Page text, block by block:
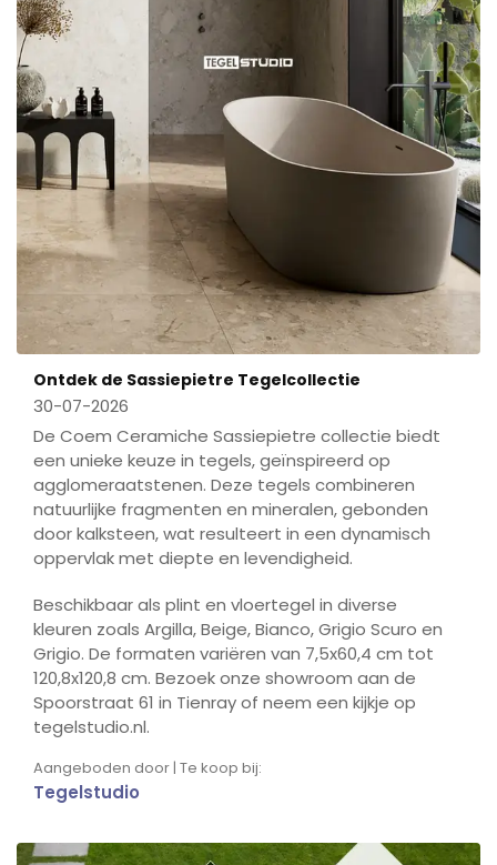
Ontdek de Sassiepietre Tegelcollectie
30-07-2026
De Coem Ceramiche Sassiepietre collectie biedt
een unieke keuze in tegels, geïnspireerd op
agglomeraatstenen. Deze tegels combineren
natuurlijke fragmenten en mineralen, gebonden
door kalksteen, wat resulteert in een dynamisch
oppervlak met diepte en levendigheid.
Beschikbaar als plint en vloertegel in diverse
kleuren zoals Argilla, Beige, Bianco, Grigio Scuro en
Grigio. De formaten variëren van 7,5x60,4 cm tot
120,8x120,8 cm. Bezoek onze showroom aan de
Spoorstraat 61 in Tienray of neem een kijkje op
tegelstudio.nl.
Aangeboden door | Te koop bij:
Tegelstudio